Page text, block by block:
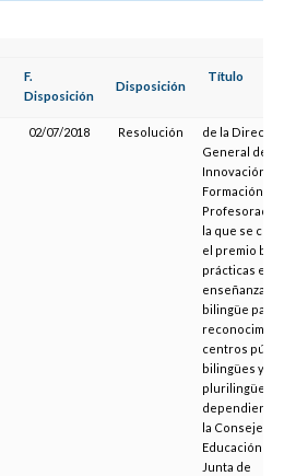
F.
Disposición
Disposición
Título
02/07/2018 Resolución
de la Dirección
General de
Innovación y
Formación del
Profesorado,
la que se
el premio
prácticas en
enseñanza
bilingüe para el
reconocimiento
centros
bilingües y
plurilingües
dependientes
la Consejería de
Educación de la
Junta de